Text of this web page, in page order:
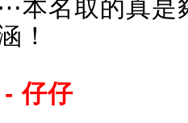
名取的真是
！
仔仔